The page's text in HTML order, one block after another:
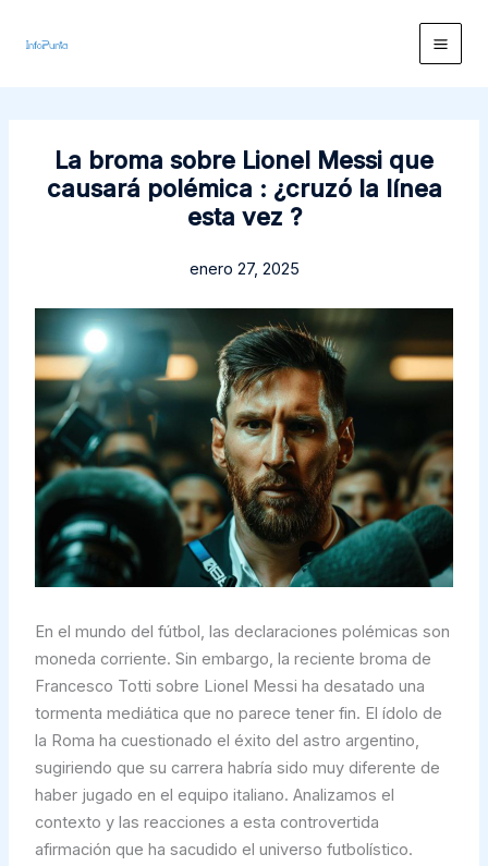
La broma sobre Lionel Messi que
causará polémica : ¿cruzó la línea
esta vez ?
enero 27, 2025
En el mundo del fútbol, las declaraciones polémicas son
moneda corriente. Sin embargo, la reciente broma de
Francesco Totti sobre Lionel Messi ha desatado una
tormenta mediática que no parece tener fin. El ídolo de
la Roma ha cuestionado el éxito del astro argentino,
sugiriendo que su carrera habría sido muy diferente de
haber jugado en el equipo italiano. Analizamos el
contexto y las reacciones a esta controvertida
afirmación que ha sacudido el universo futbolístico.